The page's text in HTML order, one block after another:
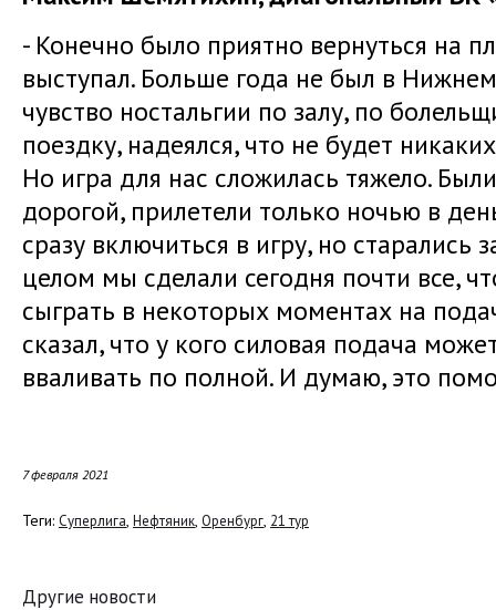
- Конечно было приятно вернуться на
выступал. Больше года не был в
чувство ностальгии по залу, по
поездку, надеялся, что не будет
Но игра для нас сложилась тяжело.
дорогой, прилетели только ночью в
сразу включиться в игру, но старались
целом мы сделали сегодня почти все,
сыграть в некоторых моментах на
сказал, что у кого силовая подача
вваливать по полной. И думаю, это
7 февраля 2021
Теги: Суперлига, Нефтяник, Оренбург, 21 тур
Другие новости